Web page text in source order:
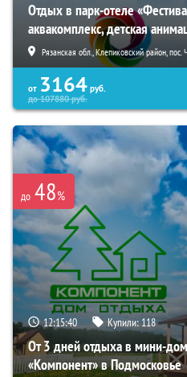
Отдых в парк-отеле
аквакомплекс, детская
Рязанская обл., Клепиковский район, пос.
от 3164 руб.
до107880руб.
до 48%
12:15:38 Купили: 118
От 3 дней отдыха в мини-
«Компонент» в Подмосковье